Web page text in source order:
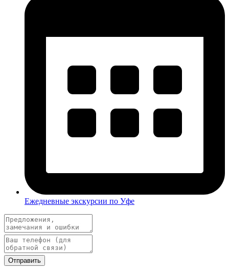
Ежедневные экскурсии по Уфе
Отправить